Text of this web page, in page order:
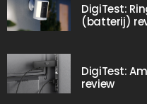
DigiTest:
(batterij)
DigiTest:
review